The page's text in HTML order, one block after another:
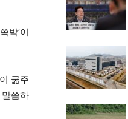
박’이
굶주
씀하